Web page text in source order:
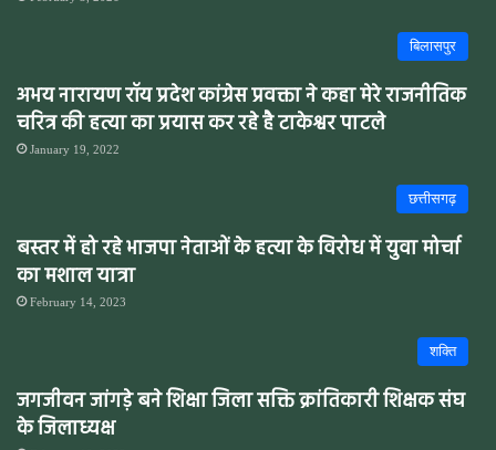
बिलासपुर
अभय नारायण रॉय प्रदेश कांग्रेस प्रवक्ता ने कहा मेरे राजनीतिक
चरित्र की हत्या का प्रयास कर रहे है टाकेश्वर पाटले
January 19, 2022
छत्तीसगढ़
बस्तर में हो रहे भाजपा नेताओं के हत्या के विरोध में युवा मोर्चा
का मशाल यात्रा
February 14, 2023
शक्ति
जगजीवन जांगड़े बने शिक्षा जिला सक्ति क्रांतिकारी शिक्षक संघ
के जिलाध्यक्ष